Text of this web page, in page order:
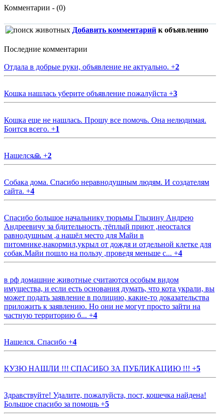
Комментарии - (0)
Добавить комментарий к объявлению
Последние комментарии
Отдала в добрые руки, объявление не актуально. +2
Кошка нашлась уберите объявление пожалуйста +3
Кошка еще не нашлась. Прошу все помочь. Она нелюдимая.
Боится всего. +1
Нашелся🙏 +2
Собака дома. Спасибо неравнодушным людям. И создателям
сайта. +4
Спасибо большое начальнику тюрьмы Глызину Андрею
Андреевичу за бдительность ,тёплый приют ,неостался
равнодушным ,а нашёл место для Майи в
питомнике,накормил,укрыл от дождя и отдельной клетке для
собак.Майи пошло на пользу ,проведя меньше с... +4
в рф домашние животные считаются особым видом
имущества, и если есть основания думать, что кота украли, вы
может подать заявление в полицию, какие-то доказательства
приложить к заявлению. Но они не могут просто зайти на
частную территорию б... +4
Нашелся. Спасибо +4
КУЗЮ НАШЛИ !!! СПАСИБО ЗА ПУБЛИКАЦИЮ !!! +5
Здравствуйте! Удалите, пожалуйста, пост, кошечка найдена!
Большое спасибо за помощь +5